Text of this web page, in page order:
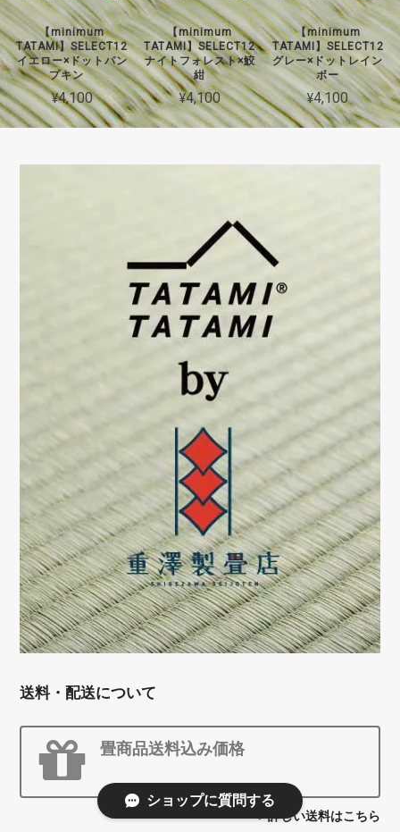
【minimum
TATAMI】SELECT12
イエロー×ドットパン
プキン
¥4,100
【minimum
TATAMI】SELECT12
ナイトフォレスト×鮫
紺
¥4,100
【minimum
TATAMI】SELECT12
グレー×ドットレイン
ボー
¥4,100
送料・配送について
畳商品送料込み価格
詳しい送料はこちら
ショップに質問する